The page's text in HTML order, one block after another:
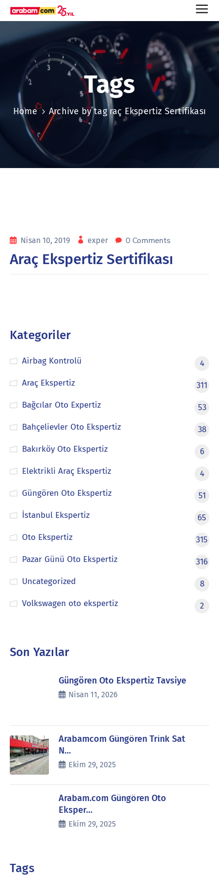
Tags
Home Archive by tag raç Ekspertiz Sertifikası
Nisan 10, 2019 exper 0 Comments
Araç Ekspertiz Sertifikası
Kategoriler
Airbag Kontrolü
4
Araç Ekspertiz
311
Bağcılar Oto Expertiz
53
Bahçelievler Oto Ekspertiz
38
Bakırköy Oto Ekspertiz
6
Elektrikli Araç Ekspertiz
4
Güngören Oto Ekspertiz
51
İstanbul Ekspertiz
65
Oto Ekspertiz
315
Pazar Günü Oto Ekspertiz
316
Uncategorized
8
Volkswagen oto ekspertiz
2
Son Yazılar
Güngören Oto Ekspertiz Tavsiye
Nisan 11, 2026
Arabamcom Güngören Trink Sat
N…
Ekim 29, 2025
Arabam.com Güngören Oto
Eksper…
Ekim 29, 2025
Tags